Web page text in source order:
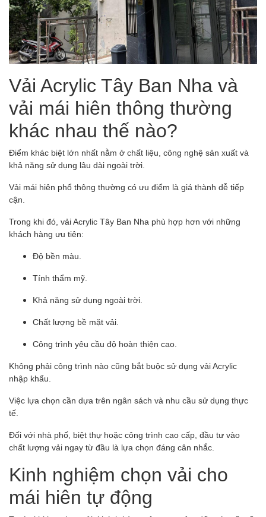
Vải Acrylic Tây Ban Nha và
vải mái hiên thông thường
khác nhau thế nào?
Điểm khác biệt lớn nhất nằm ở chất liệu, công nghệ sản xuất và
khả năng sử dụng lâu dài ngoài trời.
Vải mái hiên phổ thông thường có ưu điểm là giá thành dễ tiếp
cận.
Trong khi đó, vải Acrylic Tây Ban Nha phù hợp hơn với những
khách hàng ưu tiên:
Độ bền màu.
Tính thẩm mỹ.
Khả năng sử dụng ngoài trời.
Chất lượng bề mặt vải.
Công trình yêu cầu độ hoàn thiện cao.
Không phải công trình nào cũng bắt buộc sử dụng vải Acrylic
nhập khẩu.
Việc lựa chọn cần dựa trên ngân sách và nhu cầu sử dụng thực
tế.
Đối với nhà phố, biệt thự hoặc công trình cao cấp, đầu tư vào
chất lượng vải ngay từ đầu là lựa chọn đáng cân nhắc.
Kinh nghiệm chọn vải cho
mái hiên tự động